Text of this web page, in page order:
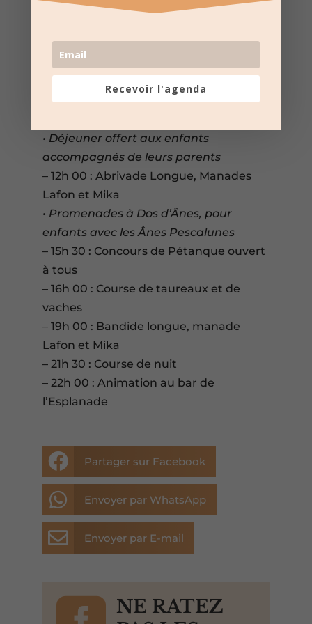
Vendredi 11 Août :
Journée des petits
– 9h 00 : Déjeuner aux prés avec veau
pour les enfants, à la manade Lafon,
animé par la pena La Mythra
• Participation des Ânes Pescalunes
• Déjeuner offert aux enfants
accompagnés de leurs parents
– 12h 00 : Abrivade Longue, Manades
Lafon et Mika
• Promenades à Dos d’Ânes, pour
enfants avec les Ânes Pescalunes
– 15h 30 : Concours de Pétanque ouvert
à tous
– 16h 00 : Course de taureaux et de
vaches
– 19h 00 : Bandide longue, manade
Lafon et Mika
– 21h 30 : Course de nuit
– 22h 00 : Animation au bar de
l’Esplanade
 Partager sur Facebook
 Envoyer par WhatsApp
 Envoyer par E-mail
NE RATEZ
Recevoir l'agenda